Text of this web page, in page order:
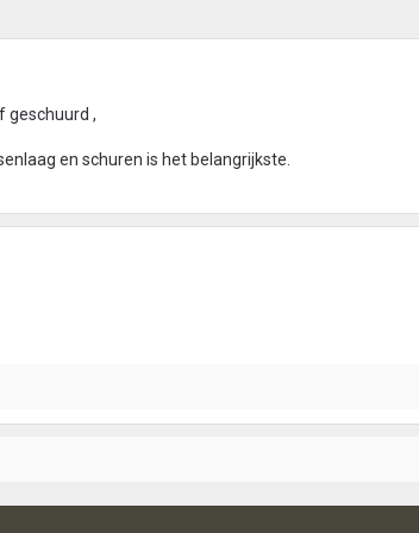
geschuurd ,
en schuren is het belangrijkste.